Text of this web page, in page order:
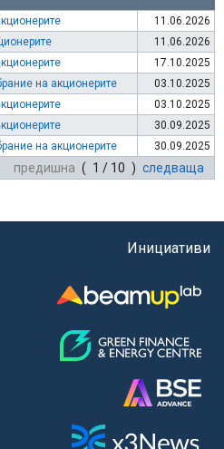
11.06.2026
11.06.2026
17.10.2025
на акционерите
03.10.2025
03.10.2025
30.09.2025
на акционерите
30.09.2025
предишна ( 1 / 10 ) следваща
Инициативи